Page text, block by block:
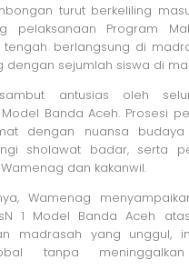
turut berkeliling
pelaksanaan Program
tengah berlangsung di
dengan sejumlah siswa di
antusias oleh
Model Banda Aceh. Prosesi
dengan nuansa budaya
sholawat badar, serta
dan kakanwil.
Wamenag
1 Model Banda Aceh
madrasah yang unggul,
tanpa